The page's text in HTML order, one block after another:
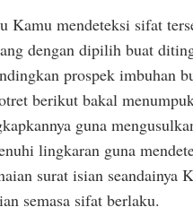
Kamu mendeteksi sifat
dengan dipilih buat
prospek imbuhan
berikut bakal
guna
lingkaran guna
surat isian seandainya
semasa sifat berlaku.